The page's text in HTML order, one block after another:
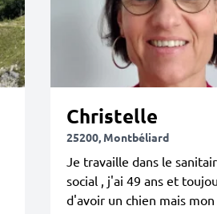
Christelle
25200, Montbéliard
Je travaille dans le
social , j'ai 49 ans et
d'avoir un chien mais mon